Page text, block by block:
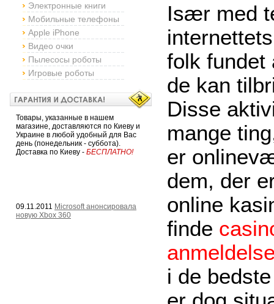
Электронные книги
Мобильные телефоны
Apple iPhone
Видео очки
Пылесосы роботы
Игровые роботы
Товары, указанные в нашем
магазине, доставляются по Киеву и
Украине в любой удобный для Вас
день (понедельник - суббота).
Доставка по Киеву - БЕСПЛАТНО!
09.11.2011 Microsoft анонсировала
новую Xbox 360
Især med
folk fundet
de kan
Disse
mange
er
dem, der
online
finde
i de